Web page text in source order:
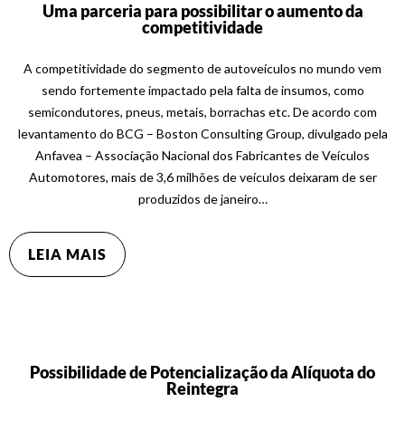
Uma parceria para possibilitar o aumento da
competitividade
A competitividade do segmento de autoveículos no mundo vem
sendo fortemente impactado pela falta de insumos, como
semicondutores, pneus, metais, borrachas etc. De acordo com
levantamento do BCG – Boston Consulting Group, divulgado pela
Anfavea – Associação Nacional dos Fabricantes de Veículos
Automotores, mais de 3,6 milhões de veículos deixaram de ser
produzidos de janeiro…
LEIA MAIS
Possibilidade de Potencialização da Alíquota do
Reintegra